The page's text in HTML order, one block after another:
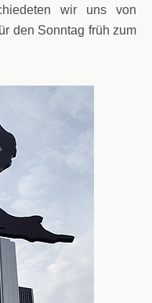
wir uns von
den Sonntag früh zum